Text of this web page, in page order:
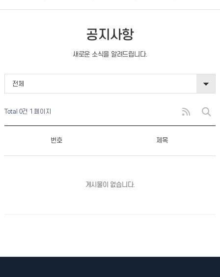
공지사항
새로운 소식을 알려드립니다.
전체
Total 0건 1 페이지
번호 제목
게시물이 없습니다.